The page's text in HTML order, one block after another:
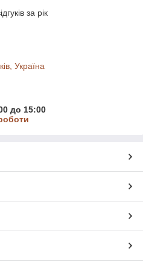
за рік
Україна
до 15:00